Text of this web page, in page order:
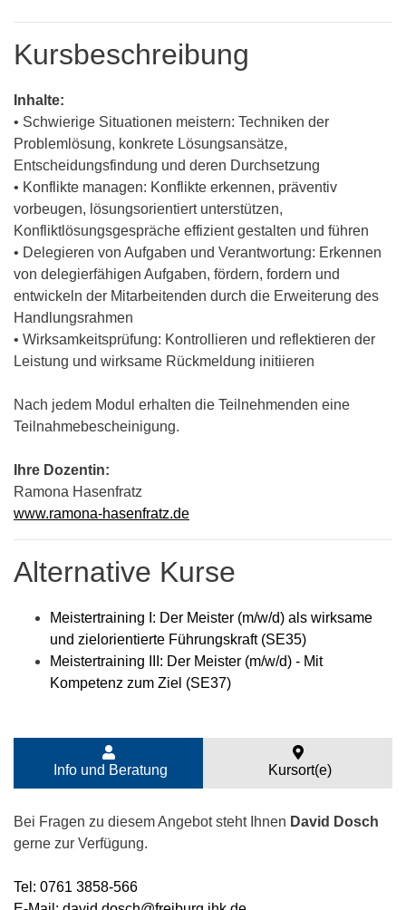
Kursbeschreibung
Inhalte:
• Schwierige Situationen meistern: Techniken der
Problemlösung, konkrete Lösungsansätze,
Entscheidungsfindung und deren Durchsetzung
• Konflikte managen: Konflikte erkennen, präventiv
vorbeugen, lösungsorientiert unterstützen,
Konfliktlösungsgespräche effizient gestalten und führen
• Delegieren von Aufgaben und Verantwortung: Erkennen
von delegierfähigen Aufgaben, fördern, fordern und
entwickeln der Mitarbeitenden durch die Erweiterung des
Handlungsrahmen
• Wirksamkeitsprüfung: Kontrollieren und reflektieren der
Leistung und wirksame Rückmeldung initiieren
Nach jedem Modul erhalten die Teilnehmenden eine
Teilnahmebescheinigung.
Ihre Dozentin:
Ramona Hasenfratz
www.ramona-hasenfratz.de
Alternative Kurse
Meistertraining I: Der Meister (m/w/d) als wirksame
und zielorientierte Führungskraft (SE35)
Meistertraining III: Der Meister (m/w/d) - Mit
Kompetenz zum Ziel (SE37)
Info und Beratung Kursort(e)
Bei Fragen zu diesem Angebot steht Ihnen David Dosch
gerne zur Verfügung.
Tel: 0761 3858-566